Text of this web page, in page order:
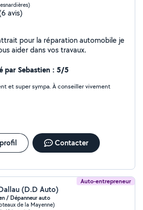
avis)
pour la réparation automobile je
aider dans vos travaux.
par Sebastien : 5/5
et super sympa. À conseiller vivement
Contacter
Auto-entrepreneur
(D.D Auto)
/ Dépanneur auto
de la Mayenne)